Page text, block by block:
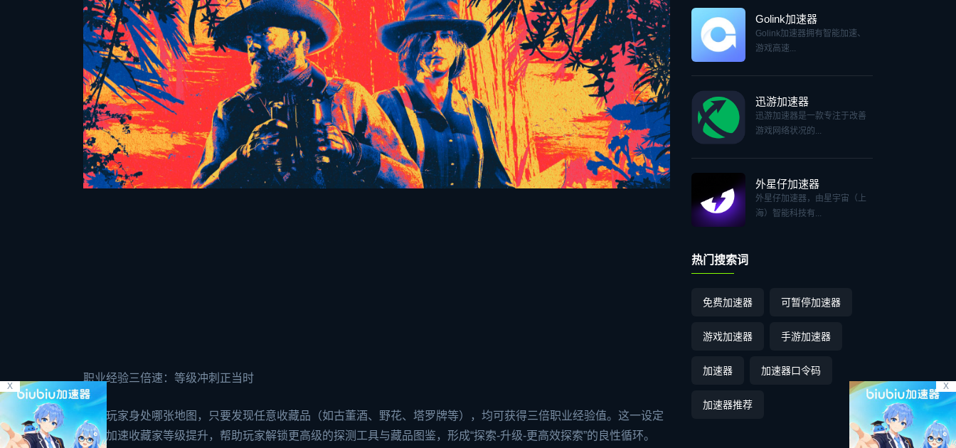
X X
职业经验三倍速：等级冲刺正当时
无论玩家身处哪张地图，只要发现任意收藏品（如古董酒、野花、塔罗牌等），均可获得三倍职业经验值。这一设定
大幅加速收藏家等级提升，帮助玩家解锁更高级的探测工具与藏品图鉴，形成“探索-升级-更高效探索”的良性循环。
Golink加速器
Golink加速器拥有智能加速、
游戏高速...
迅游加速器
迅游加速器是一款专注于改善
游戏网络状况的...
外星仔加速器
外星仔加速器，由星宇宙（上
海）智能科技有...
热门搜索词
免费加速器 可暂停加速器
游戏加速器 手游加速器
加速器 加速器口令码
加速器推荐